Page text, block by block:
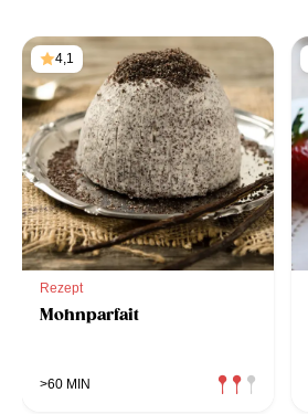
4,1
Rezept
Mohnparfait
>60 MIN